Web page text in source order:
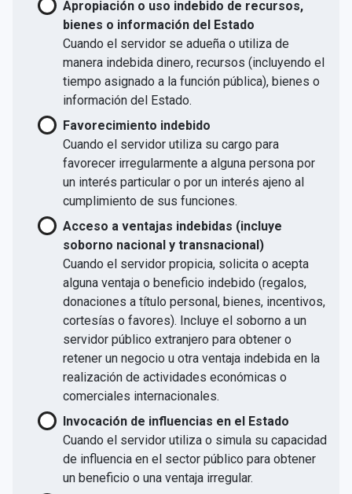
Apropiación o uso indebido de recursos,
bienes o información del Estado
Cuando el servidor se adueña o utiliza de
manera indebida dinero, recursos (incluyendo el
tiempo asignado a la función pública), bienes o
información del Estado.
Favorecimiento indebido
Cuando el servidor utiliza su cargo para
favorecer irregularmente a alguna persona por
un interés particular o por un interés ajeno al
cumplimiento de sus funciones.
Acceso a ventajas indebidas (incluye
soborno nacional y transnacional)
Cuando el servidor propicia, solicita o acepta
alguna ventaja o beneficio indebido (regalos,
donaciones a título personal, bienes, incentivos,
cortesías o favores). Incluye el soborno a un
servidor público extranjero para obtener o
retener un negocio u otra ventaja indebida en la
realización de actividades económicas o
comerciales internacionales.
Invocación de influencias en el Estado
Cuando el servidor utiliza o simula su capacidad
de influencia en el sector público para obtener
un beneficio o una ventaja irregular.